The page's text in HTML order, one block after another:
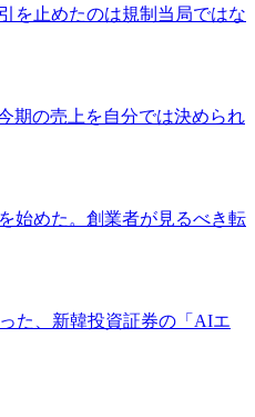
を止めたのは規制当局ではな
期の売上を自分では決められ
始めた。創業者が見るべき転
た、新韓投資証券の「AIエ